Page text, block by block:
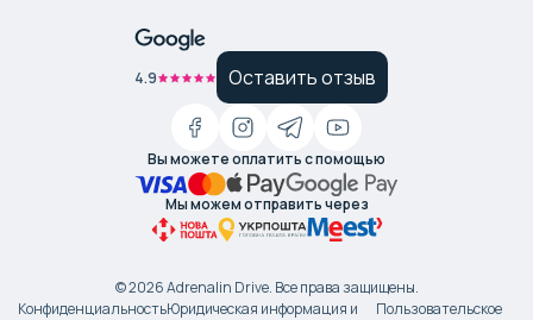
4.9 Оставить отзыв
Вы можете оплатить с помощью
Мы можем отправить через
©2026Adrenalin Drive. Все права защищены.
КонфиденциальностьЮридическая информация и Пользовательское